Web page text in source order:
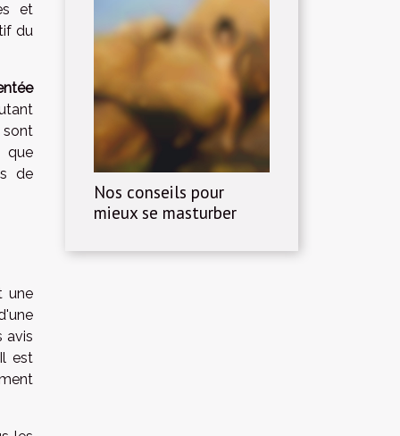
et
du
sont
de
une
avis
est
Nos conseils pour
mieux se masturber